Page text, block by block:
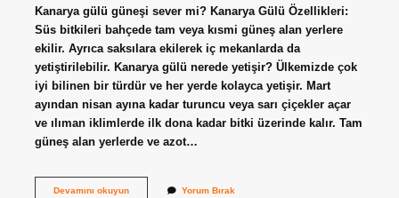
Kanarya gülü güneşi sever mi? Kanarya Gülü Özellikleri:
Süs bitkileri bahçede tam veya kısmi güneş alan yerlere
ekilir. Ayrıca saksılara ekilerek iç mekanlarda da
yetiştirilebilir. Kanarya gülü nerede yetişir? Ülkemizde çok
iyi bilinen bir türdür ve her yerde kolayca yetişir. Mart
ayından nisan ayına kadar turuncu veya sarı çiçekler açar
ve ılıman iklimlerde ilk dona kadar bitki üzerinde kalır. Tam
güneş alan yerlerde ve azot…
Devamını okuyunKanarya
Yorum Bırak